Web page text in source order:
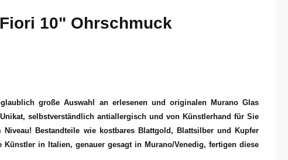
10" Ohrschmuck
große Auswahl an erlesenen und originalen Murano Glas
selbstverständlich antiallergisch und von Künstlerhand für Sie
Bestandteile wie kostbares Blattgold, Blattsilber und Kupfer
in Italien, genauer gesagt in Murano/Venedig, fertigen diese